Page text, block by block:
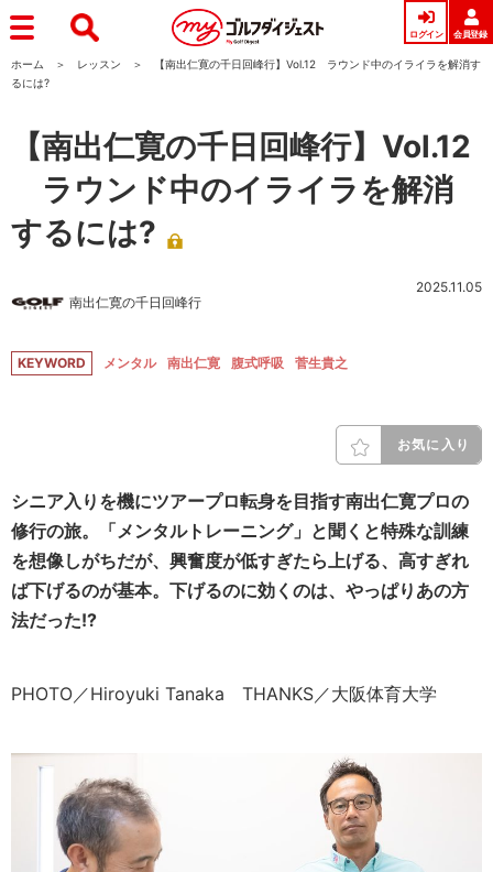
ログイン 会員登録
ホーム レッスン
【南出仁寛の千日回峰行】Vol.12 ラウンド中のイライラを解消す
るには?
【南出仁寛の千日回峰行】Vol.12
ラウンド中のイライラを解消
するには?
南出仁寛の千日回峰行
2025.11.05
KEYWORD メンタル 南出仁寛 腹式呼吸 菅生貴之
お気に入り
シニア入りを機にツアープロ転身を目指す南出仁寛プロの
修行の旅。「メンタルトレーニング」と聞くと特殊な訓練
を想像しがちだが、興奮度が低すぎたら上げる、高すぎれ
ば下げるのが基本。下げるのに効くのは、やっぱりあの方
法だった!?
PHOTO／Hiroyuki Tanaka THANKS／大阪体育大学